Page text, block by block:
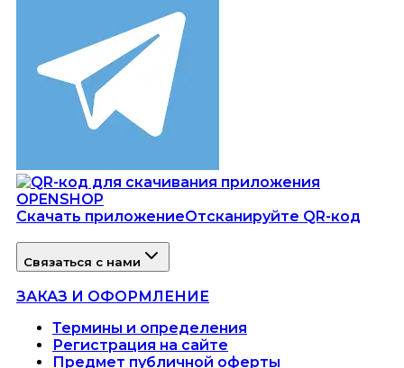
Скачать приложениеОтсканируйте QR-код
Связаться с нами
ЗАКАЗ И ОФОРМЛЕНИЕ
Термины и определения
Регистрация на сайте
Предмет публичной оферты